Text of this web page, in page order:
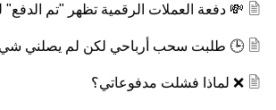
💸 دفعة العملات الرقمية تظهر "تم الدفع"
🕒 طلبت سحب أرباحي لكن لم يصلني
❌ لماذا فشلت مدفوعاتي؟